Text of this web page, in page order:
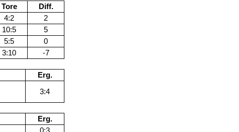
Tore
Diff.
4:2
2
10:5
5
5:5
0
3:10
-7
Erg.
3:4
Erg.
0:3